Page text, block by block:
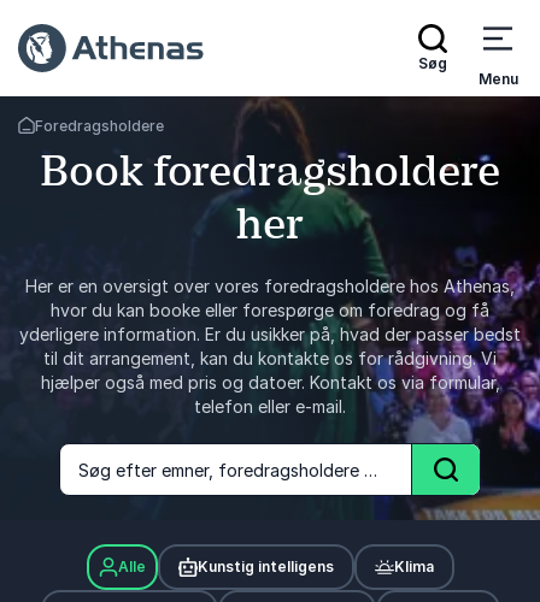
Søg
Menu
Tilbage til forsiden
Foredragsholdere
Book foredragsholdere
her
Her er en oversigt over vores foredragsholdere hos Athenas,
hvor du kan booke eller forespørge om foredrag og få
yderligere information. Er du usikker på, hvad der passer bedst
til dit arrangement, kan du kontakte os for rådgivning. Vi
hjælper også med pris og datoer. Kontakt os via formular,
telefon eller e-mail.
Søg efter emner, foredragsholdere og foredrag Søg
Alle Kunstig intelligens Klima